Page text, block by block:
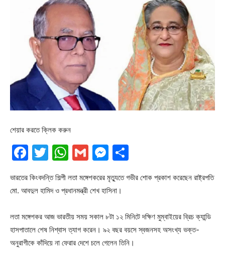
শেয়ার করতে ক্লিক করুন
Facebook
Twitter
WhatsApp
GmailMessenger
ভারতের কিংবদন্তি শিল্পী লতা মঙ্গেশকরের মৃত্যুতে গভীর শোক প্রকাশ করেছেন রাষ্ট্রপতি
মো. আবদুল হামিদ ও প্রধানমন্ত্রী শেখ হাসিনা।
লতা মঙ্গেশকর আজ ভারতীয় সময় সকাল ৮টা ১২ মিনিটে দক্ষিণ মুম্বাইয়ের ব্রিচ ক্যান্ডি
হাসপাতালে শেষ নিশ্বাস ত্যাগ করেন। ৯২ বছর বয়সে স্বজনসহ অসংখ্য ভক্ত-
অনুরাগীকে কাঁদিয়ে না ফেরার দেশে চলে গেলেন তিনি।